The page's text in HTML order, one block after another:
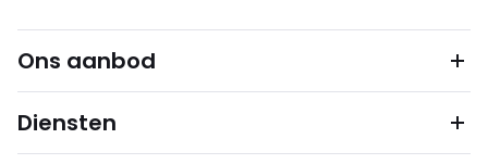
Ons aanbod
Diensten